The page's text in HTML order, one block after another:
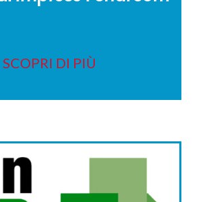
SCOPRI DI PIÙ